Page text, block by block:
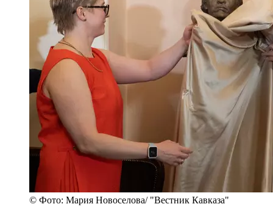
© Фото: Мария Новоселова/ "Вестник Кавказа"